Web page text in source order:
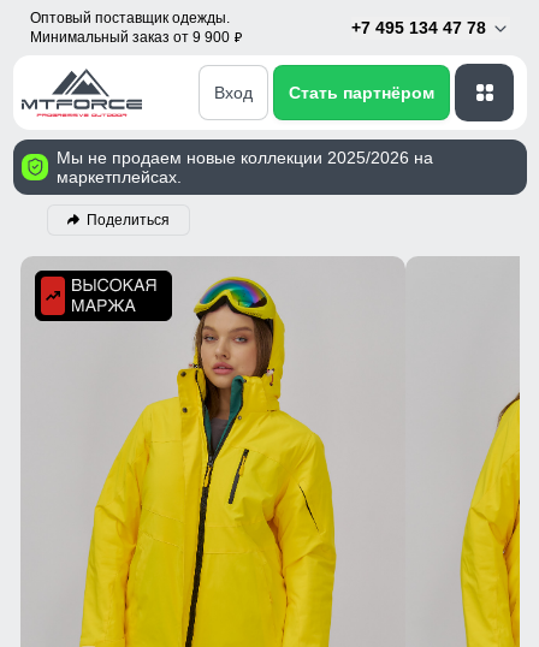
Оптовый поставщик одежды.
Минимальный заказ от 9 900 p
+7 495 134 47 78
Вход Стать партнёром
Мы не продаем новые коллекции 2025/2026 на
маркетплейсах.
Поделиться